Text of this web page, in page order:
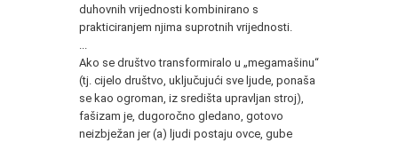
duhovnih vrijednosti kombinirano s
prakticiranjem njima suprotnih vrijednosti.
Ako se društvo transformiralo u „megamašinu“
(tj. cijelo društvo, uključujući sve ljude, ponaša
se kao ogroman, iz središta upravljan stroj),
fašizam je, dugoročno gledano, gotovo
neizbježan jer (a) ljudi postaju ovce, gube